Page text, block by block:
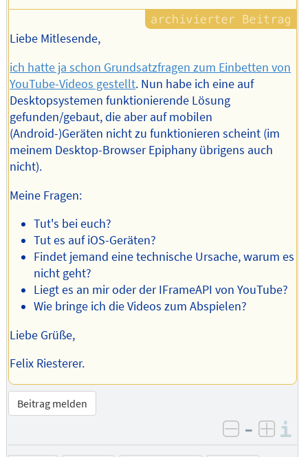
Liebe Mitlesende,
ich hatte ja schon Grundsatzfragen zum Einbetten von
YouTube-Videos gestellt. Nun habe ich eine auf
Desktopsystemen funktionierende Lösung
gefunden/gebaut, die aber auf mobilen
(Android-)Geräten nicht zu funktionieren scheint (im
meinem Desktop-Browser Epiphany übrigens auch
nicht).
Meine Fragen:
Tut's bei euch?
Tut es auf iOS-Geräten?
Findet jemand eine technische Ursache, warum es
nicht geht?
Liegt es an mir oder der IFrameAPI von YouTube?
Wie bringe ich die Videos zum Abspielen?
Liebe Grüße,
Felix Riesterer.
Beitrag melden
negativ
–